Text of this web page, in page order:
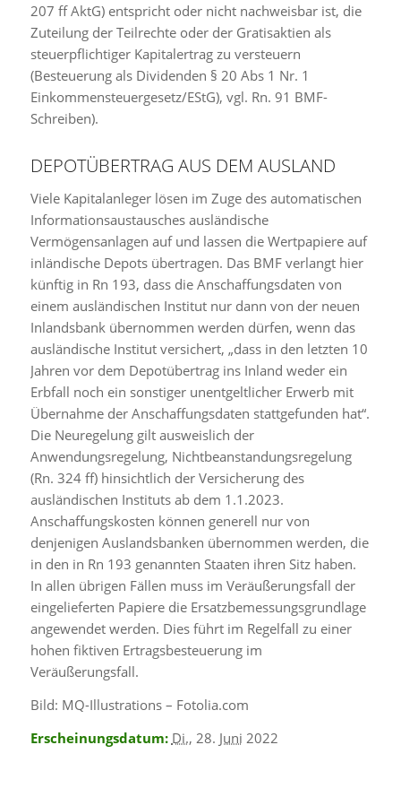
207 ff AktG) entspricht oder nicht nachweisbar ist, die
Zuteilung der Teilrechte oder der Gratisaktien als
steuerpflichtiger Kapitalertrag zu versteuern
(Besteuerung als Dividenden § 20 Abs 1 Nr. 1
Einkommensteuergesetz/EStG), vgl. Rn. 91 BMF-
Schreiben).
DEPOTÜBERTRAG AUS DEM AUSLAND
Viele Kapitalanleger lösen im Zuge des automatischen
Informationsaustausches ausländische
Vermögensanlagen auf und lassen die Wertpapiere auf
inländische Depots übertragen. Das BMF verlangt hier
künftig in Rn 193, dass die Anschaffungsdaten von
einem ausländischen Institut nur dann von der neuen
Inlandsbank übernommen werden dürfen, wenn das
ausländische Institut versichert, „dass in den letzten 10
Jahren vor dem Depotübertrag ins Inland weder ein
Erbfall noch ein sonstiger unentgeltlicher Erwerb mit
Übernahme der Anschaffungsdaten stattgefunden hat“.
Die Neuregelung gilt ausweislich der
Anwendungsregelung, Nichtbeanstandungsregelung
(Rn. 324 ff) hinsichtlich der Versicherung des
ausländischen Instituts ab dem 1.1.2023.
Anschaffungskosten können generell nur von
denjenigen Auslandsbanken übernommen werden, die
in den in Rn 193 genannten Staaten ihren Sitz haben.
In allen übrigen Fällen muss im Veräußerungsfall der
eingelieferten Papiere die Ersatzbemessungsgrundlage
angewendet werden. Dies führt im Regelfall zu einer
hohen fiktiven Ertragsbesteuerung im
Veräußerungsfall.
Bild: MQ-Illustrations – Fotolia.com
Erscheinungsdatum: Di., 28. Juni 2022